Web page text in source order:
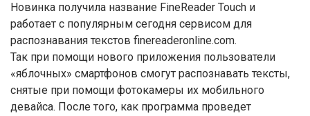
Новинка получила название FineReader Touch и
работает с популярным сегодня сервисом для
распознавания текстов finereaderonline.com.
Так при помощи нового приложения пользователи
«яблочных» смартфонов смогут распознавать тексты,
снятые при помощи фотокамеры их мобильного
девайса. После того, как программа проведет